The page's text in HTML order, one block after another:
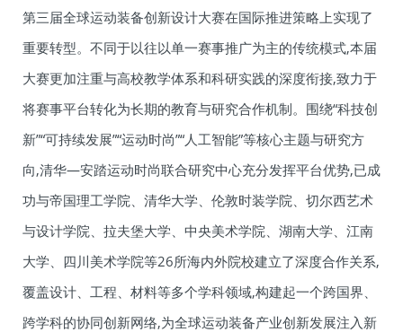
第三届全球运动装备创新设计大赛在国际推进策略上实现了
重要转型。不同于以往以单一赛事推广为主的传统模式,本届
大赛更加注重与高校教学体系和科研实践的深度衔接,致力于
将赛事平台转化为长期的教育与研究合作机制。围绕“科技创
新”“可持续发展”“运动时尚”“人工智能”等核心主题与研究方
向,清华—安踏运动时尚联合研究中心充分发挥平台优势,已成
功与帝国理工学院、清华大学、伦敦时装学院、切尔西艺术
与设计学院、拉夫堡大学、中央美术学院、湖南大学、江南
大学、四川美术学院等26所海内外院校建立了深度合作关系,
覆盖设计、工程、材料等多个学科领域,构建起一个跨国界、
跨学科的协同创新网络,为全球运动装备产业创新发展注入新